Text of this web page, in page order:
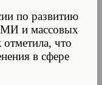
по развитию
и массовых
что
в сфере